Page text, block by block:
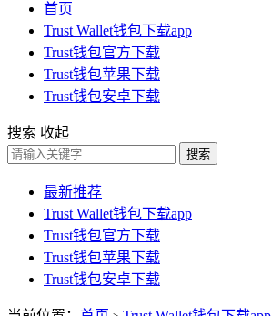
首页
Trust Wallet钱包下载app
Trust钱包官方下载
Trust钱包苹果下载
Trust钱包安卓下载
搜索 收起
搜索
最新推荐
Trust Wallet钱包下载app
Trust钱包官方下载
Trust钱包苹果下载
Trust钱包安卓下载